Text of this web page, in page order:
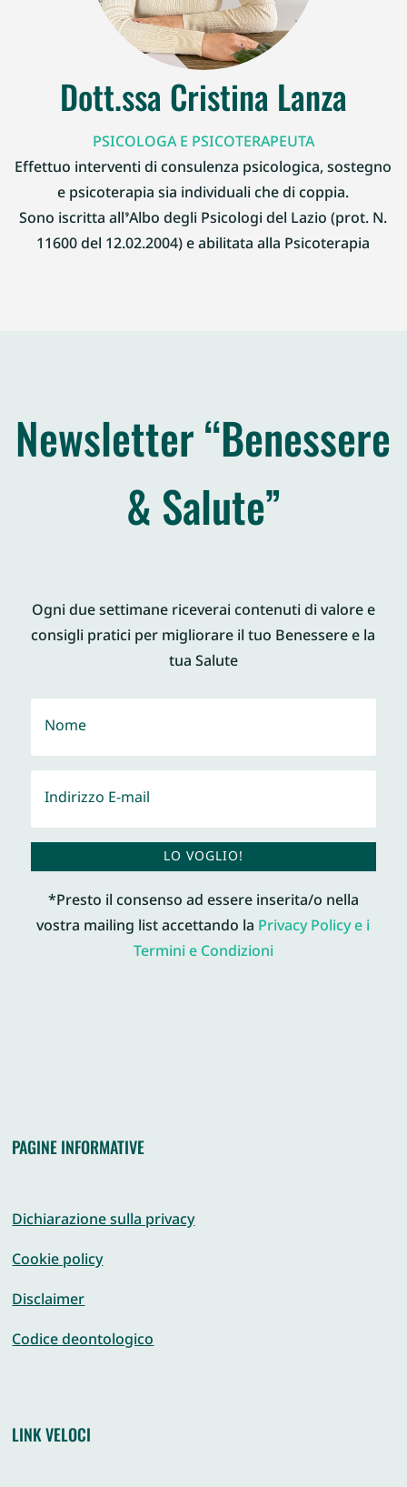
Dott.ssa Cristina Lanza
PSICOLOGA E PSICOTERAPEUTA
Effettuo interventi di consulenza psicologica, sostegno
e psicoterapia sia individuali che di coppia.
Sono iscritta all’Albo degli Psicologi del Lazio (prot. N.
11600 del 12.02.2004) e abilitata alla Psicoterapia
Newsletter “Benessere
& Salute”
Ogni due settimane riceverai contenuti di valore e
consigli pratici per migliorare il tuo Benessere e la
tua Salute
LO VOGLIO!
*Presto il consenso ad essere inserita/o nella
vostra mailing list accettando laPrivacy Policy e i
Termini e Condizioni
PAGINE INFORMATIVE
Dichiarazione sulla privacy
Cookie policy
Disclaimer
Codice deontologico
LINK VELOCI